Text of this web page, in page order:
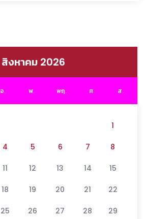
สิงหาคม 2026
อ. พ. พฤ. ศ. ส.
1
4 5 6 7 8
11 12 13 14 15
18 19 20 21 22
25 26 27 28 29